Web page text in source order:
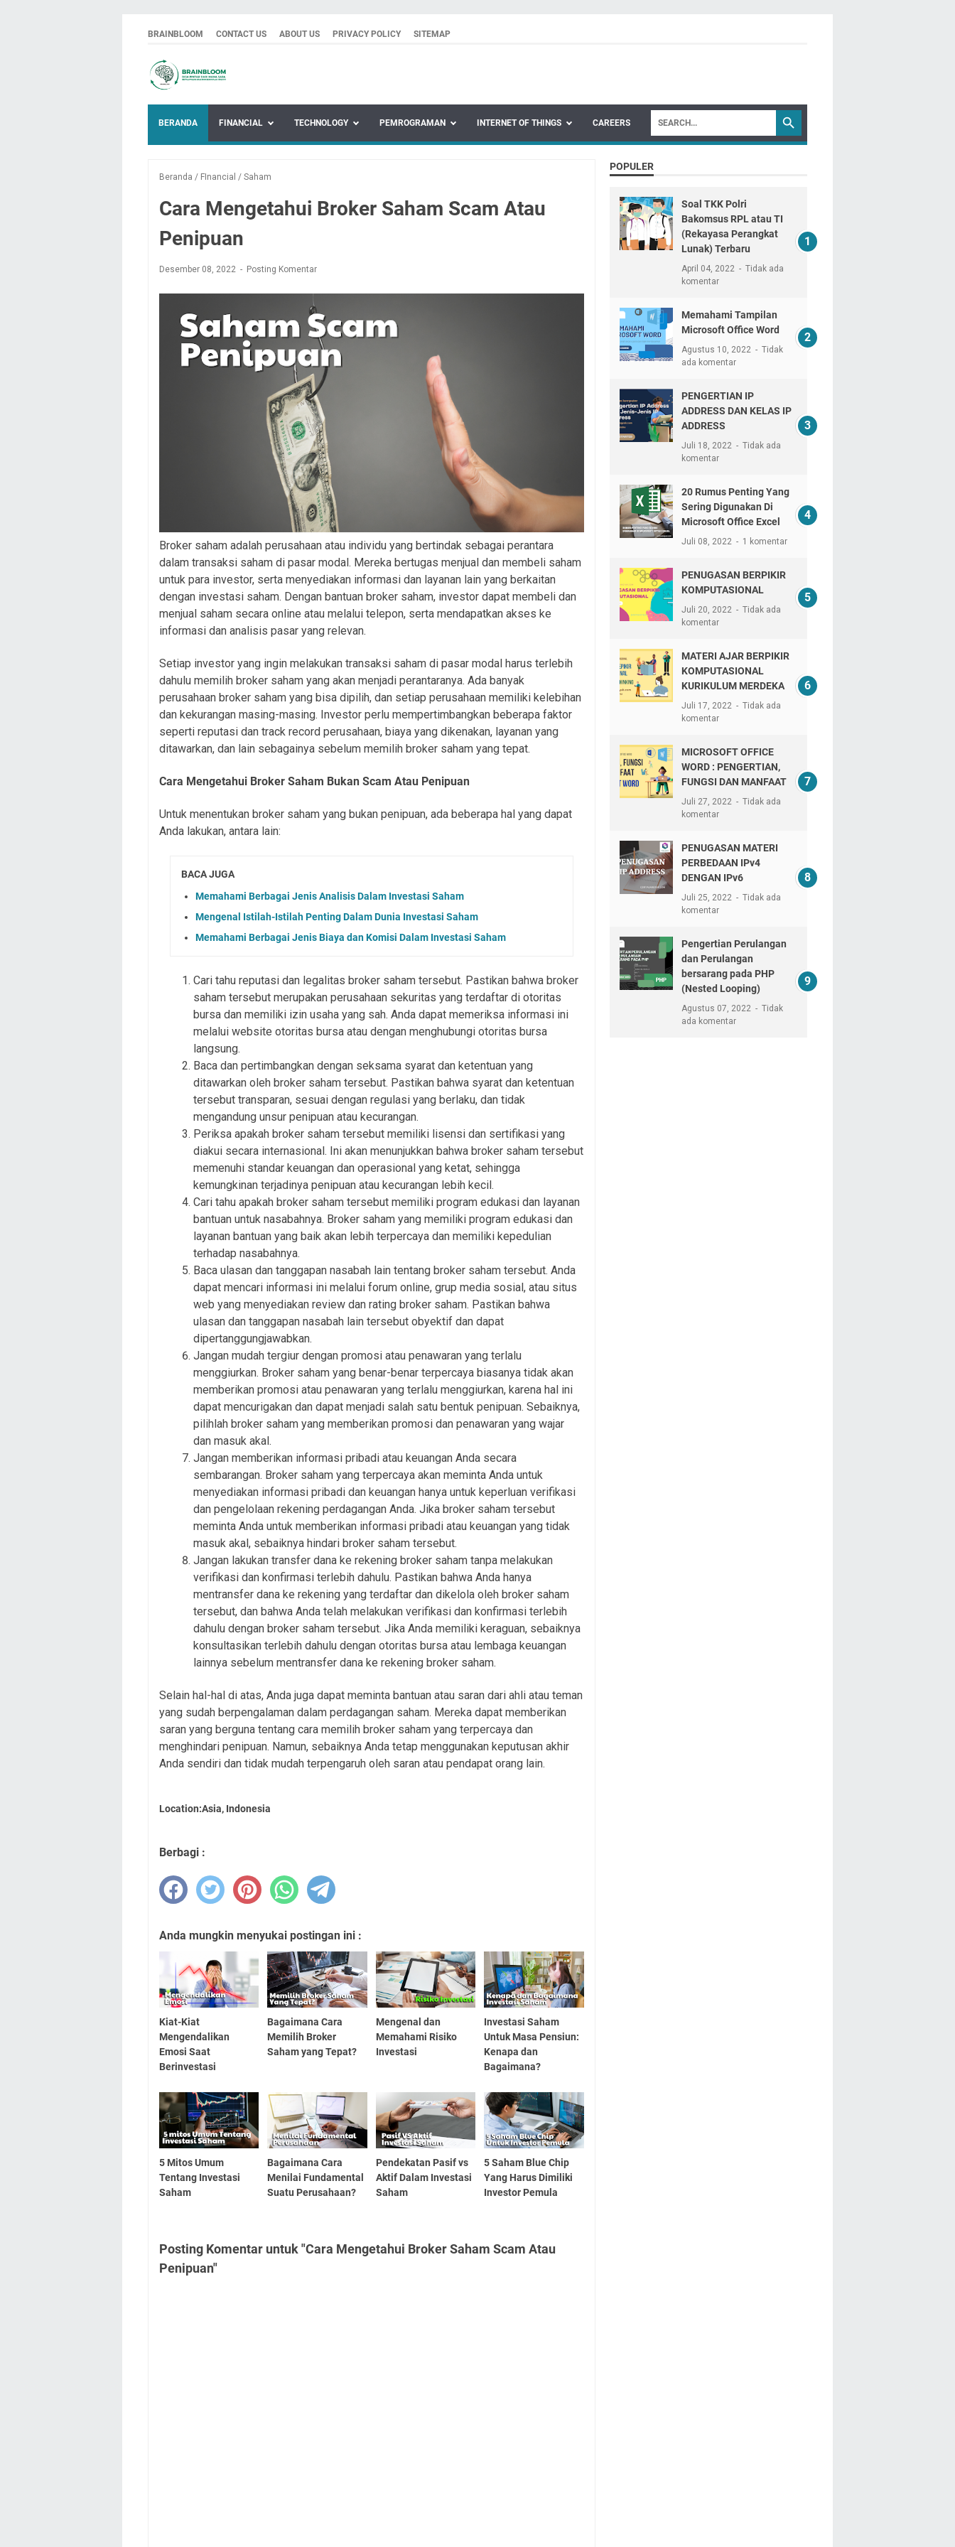
BRAINBLOOM CONTACT US ABOUT US PRIVACY POLICY SITEMAP
BERANDA FINANCIAL TECHNOLOGY PEMROGRAMAN INTERNET OF THINGS CAREERS
Beranda / FInancial / Saham
Cara Mengetahui Broker Saham Scam Atau
Penipuan
Desember 08, 2022 Posting Komentar
Broker saham adalah perusahaan atau individu yang bertindak sebagai perantara
dalam transaksi saham di pasar modal. Mereka bertugas menjual dan membeli saham
untuk para investor, serta menyediakan informasi dan layanan lain yang berkaitan
dengan investasi saham. Dengan bantuan broker saham, investor dapat membeli dan
menjual saham secara online atau melalui telepon, serta mendapatkan akses ke
informasi dan analisis pasar yang relevan.
Setiap investor yang ingin melakukan transaksi saham di pasar modal harus terlebih
dahulu memilih broker saham yang akan menjadi perantaranya. Ada banyak
perusahaan broker saham yang bisa dipilih, dan setiap perusahaan memiliki kelebihan
dan kekurangan masing-masing. Investor perlu mempertimbangkan beberapa faktor
seperti reputasi dan track record perusahaan, biaya yang dikenakan, layanan yang
ditawarkan, dan lain sebagainya sebelum memilih broker saham yang tepat.
Cara Mengetahui Broker Saham Bukan Scam Atau Penipuan
Untuk menentukan broker saham yang bukan penipuan, ada beberapa hal yang dapat
Anda lakukan, antara lain:
BACA JUGA
Memahami Berbagai Jenis Analisis Dalam Investasi Saham
Mengenal Istilah-Istilah Penting Dalam Dunia Investasi Saham
Memahami Berbagai Jenis Biaya dan Komisi Dalam Investasi Saham
Cari tahu reputasi dan legalitas broker saham tersebut. Pastikan bahwa broker
saham tersebut merupakan perusahaan sekuritas yang terdaftar di otoritas
bursa dan memiliki izin usaha yang sah. Anda dapat memeriksa informasi ini
melalui website otoritas bursa atau dengan menghubungi otoritas bursa
langsung.
Baca dan pertimbangkan dengan seksama syarat dan ketentuan yang
ditawarkan oleh broker saham tersebut. Pastikan bahwa syarat dan ketentuan
tersebut transparan, sesuai dengan regulasi yang berlaku, dan tidak
mengandung unsur penipuan atau kecurangan.
Periksa apakah broker saham tersebut memiliki lisensi dan sertifikasi yang
diakui secara internasional. Ini akan menunjukkan bahwa broker saham tersebut
memenuhi standar keuangan dan operasional yang ketat, sehingga
kemungkinan terjadinya penipuan atau kecurangan lebih kecil.
Cari tahu apakah broker saham tersebut memiliki program edukasi dan layanan
bantuan untuk nasabahnya. Broker saham yang memiliki program edukasi dan
layanan bantuan yang baik akan lebih terpercaya dan memiliki kepedulian
terhadap nasabahnya.
Baca ulasan dan tanggapan nasabah lain tentang broker saham tersebut. Anda
dapat mencari informasi ini melalui forum online, grup media sosial, atau situs
web yang menyediakan review dan rating broker saham. Pastikan bahwa
ulasan dan tanggapan nasabah lain tersebut obyektif dan dapat
dipertanggungjawabkan.
Jangan mudah tergiur dengan promosi atau penawaran yang terlalu
menggiurkan. Broker saham yang benar-benar terpercaya biasanya tidak akan
memberikan promosi atau penawaran yang terlalu menggiurkan, karena hal ini
dapat mencurigakan dan dapat menjadi salah satu bentuk penipuan. Sebaiknya,
pilihlah broker saham yang memberikan promosi dan penawaran yang wajar
dan masuk akal.
Jangan memberikan informasi pribadi atau keuangan Anda secara
sembarangan. Broker saham yang terpercaya akan meminta Anda untuk
menyediakan informasi pribadi dan keuangan hanya untuk keperluan verifikasi
dan pengelolaan rekening perdagangan Anda. Jika broker saham tersebut
meminta Anda untuk memberikan informasi pribadi atau keuangan yang tidak
masuk akal, sebaiknya hindari broker saham tersebut.
Jangan lakukan transfer dana ke rekening broker saham tanpa melakukan
verifikasi dan konfirmasi terlebih dahulu. Pastikan bahwa Anda hanya
mentransfer dana ke rekening yang terdaftar dan dikelola oleh broker saham
tersebut, dan bahwa Anda telah melakukan verifikasi dan konfirmasi terlebih
dahulu dengan broker saham tersebut. Jika Anda memiliki keraguan, sebaiknya
konsultasikan terlebih dahulu dengan otoritas bursa atau lembaga keuangan
lainnya sebelum mentransfer dana ke rekening broker saham.
Selain hal-hal di atas, Anda juga dapat meminta bantuan atau saran dari ahli atau teman
yang sudah berpengalaman dalam perdagangan saham. Mereka dapat memberikan
saran yang berguna tentang cara memilih broker saham yang terpercaya dan
menghindari penipuan. Namun, sebaiknya Anda tetap menggunakan keputusan akhir
Anda sendiri dan tidak mudah terpengaruh oleh saran atau pendapat orang lain.
Location:Asia, Indonesia
Berbagi :
Anda mungkin menyukai postingan ini :
Kiat-Kiat
Mengendalikan
Emosi Saat
Berinvestasi
Bagaimana Cara
Memilih Broker
Saham yang Tepat?
Mengenal dan
Memahami Risiko
Investasi
Investasi Saham
Untuk Masa Pensiun:
Kenapa dan
Bagaimana?
5 Mitos Umum
Tentang Investasi
Saham
Bagaimana Cara
Menilai Fundamental
Suatu Perusahaan?
Pendekatan Pasif vs
Aktif Dalam Investasi
Saham
5 Saham Blue Chip
Yang Harus Dimiliki
Investor Pemula
Posting Komentar untuk "Cara Mengetahui Broker Saham Scam Atau
Penipuan"
POPULER
Soal TKK Polri
Bakomsus RPL atau TI
(Rekayasa Perangkat
Lunak) Terbaru
April 04, 2022
Tidak ada
komentar
Memahami Tampilan
Microsoft Office Word
Agustus 10, 2022
Tidak
ada komentar
PENGERTIAN IP
ADDRESS DAN KELAS IP
ADDRESS
Juli 18, 2022
Tidak ada
komentar
20 Rumus Penting Yang
Sering Digunakan Di
Microsoft Office Excel
Juli 08, 2022 1 komentar
PENUGASAN BERPIKIR
KOMPUTASIONAL
Juli 20, 2022
Tidak ada
komentar
MATERI AJAR BERPIKIR
KOMPUTASIONAL
KURIKULUM MERDEKA
Juli 17, 2022
Tidak ada
komentar
MICROSOFT OFFICE
WORD : PENGERTIAN,
FUNGSI DAN MANFAAT
Juli 27, 2022
Tidak ada
komentar
PENUGASAN MATERI
PERBEDAAN IPv4
DENGAN IPv6
Juli 25, 2022
Tidak ada
komentar
Pengertian Perulangan
dan Perulangan
bersarang pada PHP
(Nested Looping)
Agustus 07, 2022
Tidak
ada komentar